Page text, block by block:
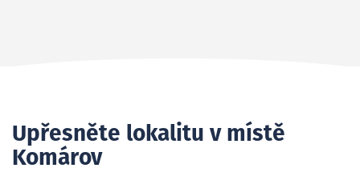
Upřesněte lokalitu v místě
Komárov